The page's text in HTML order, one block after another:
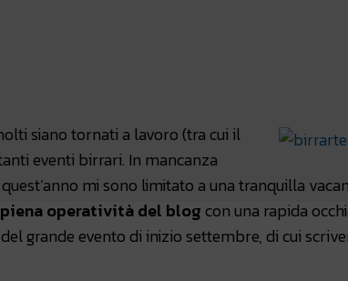
siano tornati a lavoro (tra cui il
eventi birrari. In mancanza
mi sono limitato a una tranquilla
operatività del blogcon una rapida
grande evento di inizio settembre, di cui